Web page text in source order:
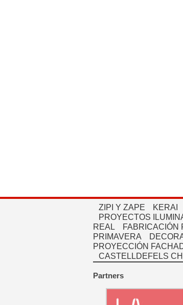
ZIPI Y ZAPE KERAI
PROYECTOS
REAL
FABRICACIÓN
PRIMAVERA
PROYECCIÓN
CASTELLDEFELS
Partners